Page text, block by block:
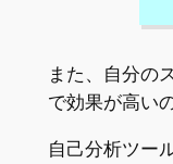
また、自分の
で効果が高い
自己分析ツー